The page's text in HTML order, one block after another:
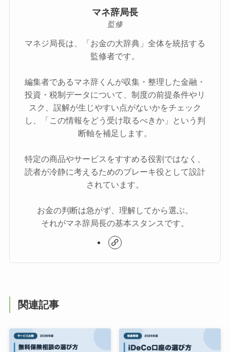
マネ辞局長
監修
マネジ局長は、「お金の大辞典」全体を統括する
監修者です。
編集者であるマネ辞くんが収集・整理した金融・
投資・税制データについて、制度の前提条件やリ
スク、誤解が生じやすい点がないかをチェック
し、「この情報をどう受け取るべきか」という判
断軸を補足します。
特定の商品やサービスをすすめる役割ではなく、
読者が冷静に考えるためのブレーキ役として設計
されています。
お金の判断は急がず、理解してから選ぶ。
それがマネ辞局長の基本スタンスです。
関連記事